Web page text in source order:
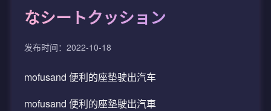
なシートクッション
发布时间：2022-10-18
mofusand 便利的座垫驶出汽车
mofusand 便利的座墊駛出汽車